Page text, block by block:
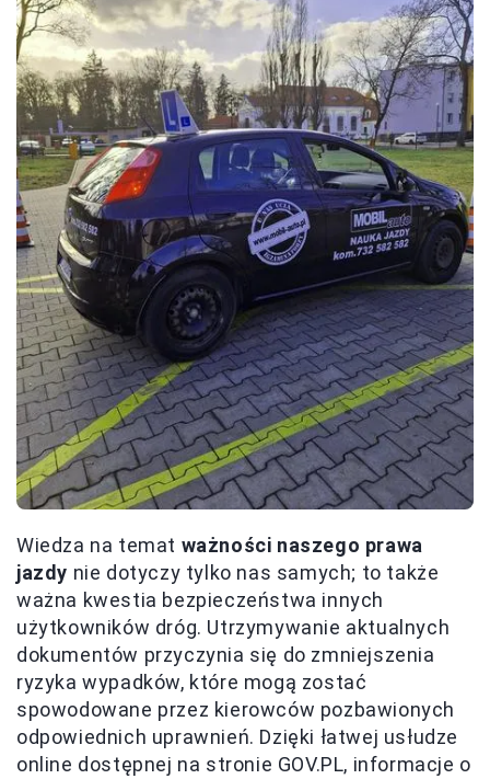
Wiedza na temat ważności naszego prawa
jazdy nie dotyczy tylko nas samych; to także
ważna kwestia bezpieczeństwa innych
użytkowników dróg. Utrzymywanie aktualnych
dokumentów przyczynia się do zmniejszenia
ryzyka wypadków, które mogą zostać
spowodowane przez kierowców pozbawionych
odpowiednich uprawnień. Dzięki łatwej usłudze
online dostępnej na stronie GOV.PL, informacje o